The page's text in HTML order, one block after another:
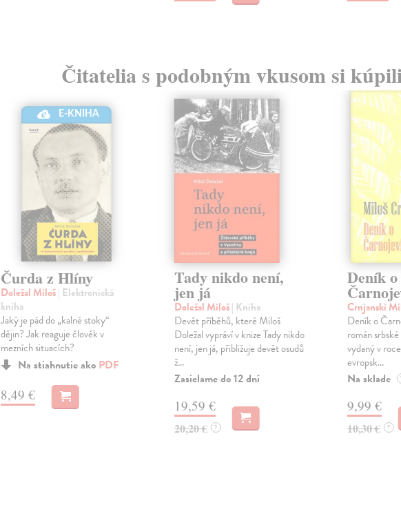
Čitatelia s podobným vkusom si
E-KNIHA
Čurda z Hlíny
Doležal Miloš| Elektronická
kniha
Jaký je pád do „kalné stoky“
dějin? Jak reaguje člověk v
mezních situacích?
Na stiahnutie ako PDF
8,49 €
Tady nikdo není,
jen já
Doležal Miloš| Kniha
Devět příběhů, které Miloš
Doležal vypráví v knize Tady nikdo
není, jen já, přibližuje devět osudů
ž...
Zasielame do 12 dní
19,59 €
20,20 € ?
Deník o
Crnjanski
Deník o
román
vydaný v
evropsk...
Na sklade
9,99 €
10,30 € ?